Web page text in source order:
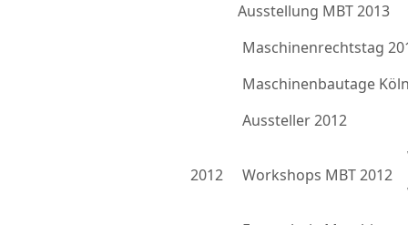
Ausstellung MBT 2013
2012
Maschinenrechtstag
Maschinenbautage
Aussteller 2012
Workshops MBT 2012